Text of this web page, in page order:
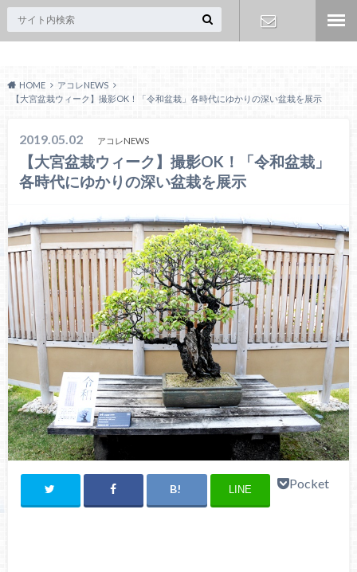
せ
HOME
アコレNEWS
【大宮盆栽ウィーク】撮影OK！「令和盆栽」各時代にゆかりの深い盆栽を展示
2019.05.02 アコレNEWS
【大宮盆栽ウィーク】撮影OK！「令和盆栽」
各時代にゆかりの深い盆栽を展示
LINE Pocket